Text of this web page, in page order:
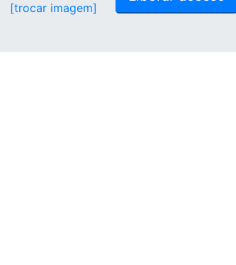
[trocar imagem]